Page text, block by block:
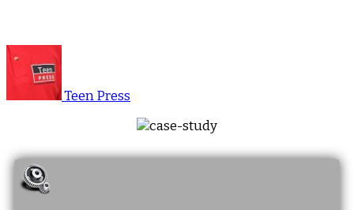
Teen Press